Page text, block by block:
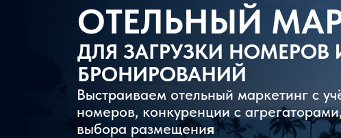
ОТЕЛЬНЫЙ
ДЛЯ ЗАГРУЗКИ НОМЕРОВ
БРОНИРОВАНИЙ
Выстраиваем отельный маркетинг с
номеров, конкуренции с
выбора размещения